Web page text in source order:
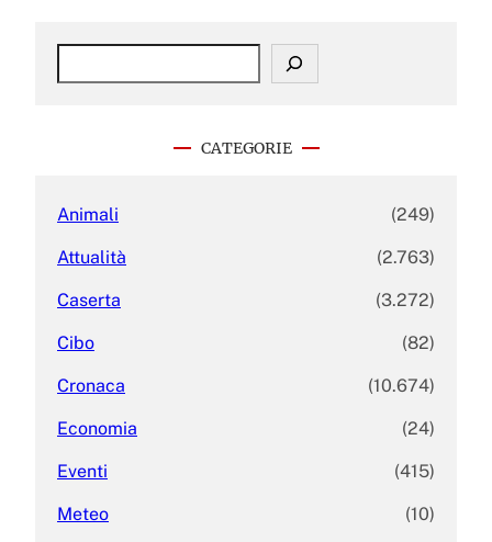
S
CATEGORIE
Animali (249)
Attualità (2.763)
Caserta (3.272)
Cibo (82)
Cronaca (10.674)
Economia (24)
Eventi (415)
Meteo (10)